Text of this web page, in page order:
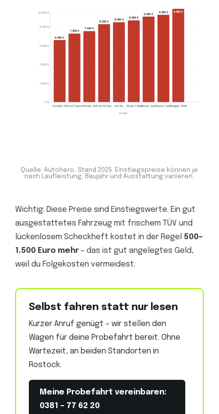
0 €
2.000 €
4.000 €
6.000 €
8.000 €
10.000 €
6.590 €
Hyundai i20
7.290 €
Ford Fiesta
7.540 €
Renault Clio
8.290 €
Ford B-Max
8.490 €
Kia Rio
8.690 €
Skoda Fabia
9.080 €
Nissan Juke
9.290 €
Toyota Yaris
9.990 €
Peugeot 2008
Modell
Quelle: Autohero, Stand 2025. Einstiegspreise können je
nach Laufleistung, Baujahr und Ausstattung variieren.
Wichtig: Diese Preise sind Einstiegswerte. Ein gut
ausgestattetes Fahrzeug mit frischem TÜV und
lückenlosem Scheckheft kostet in der Regel 500–
1.500 Euro mehr – das ist gut angelegtes Geld,
weil du Folgekosten vermeidest.
Selbst fahren statt nur lesen
Kurzer Anruf genügt – wir stellen den
Wagen für deine Probefahrt bereit. Ohne
Wartezeit, an beiden Standorten in
Rostock.
Meine Probefahrt vereinbaren:
0381 – 77 62 20